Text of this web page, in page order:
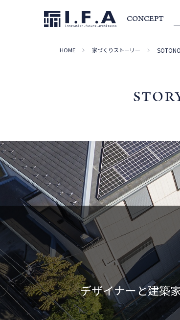
CONCEPT
事例集
サービス・家づくりの流れ
HOME 家づくりストーリー
デザイナーと建築